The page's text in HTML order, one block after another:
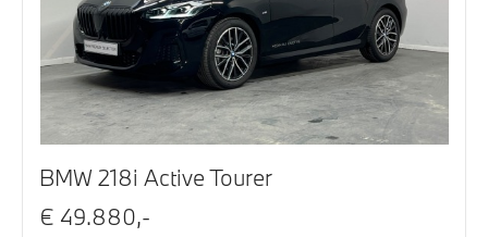
BMW 218i Active Tourer
€ 49.880,-